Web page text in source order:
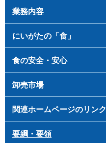
業務内容
にいがたの「食」
食の安全・安心
卸売市場
関連ホームページのリンク
要綱・要領